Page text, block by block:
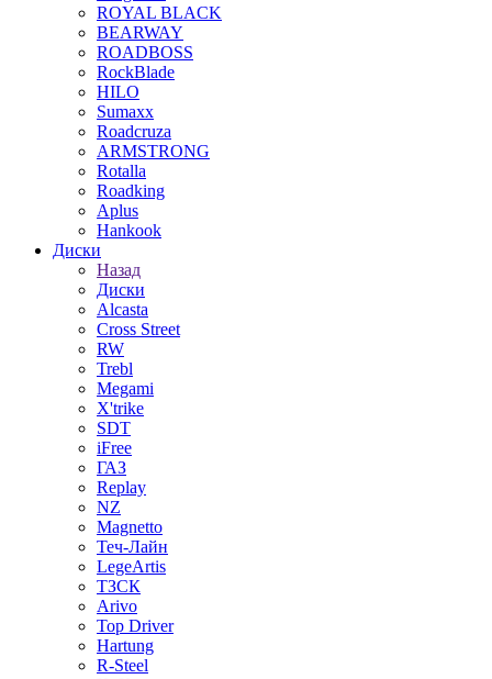
ROYAL BLACK
BEARWAY
ROADBOSS
RockBlade
HILO
Sumaxx
Roadcruza
ARMSTRONG
Rotalla
Roadking
Aplus
Hankook
Диски
Назад
Диски
Alcasta
Cross Street
RW
Trebl
Megami
X'trike
SDT
iFree
ГАЗ
Replay
NZ
Magnetto
Теч-Лайн
LegeArtis
ТЗСК
Arivo
Top Driver
Hartung
R-Steel